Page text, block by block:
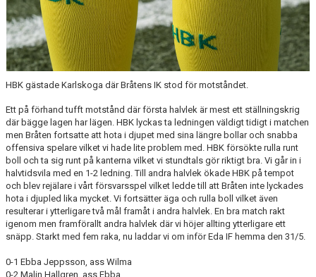
KONTAKT
HISTORIA
HBK gästade Karlskoga där Bråtens IK stod för motståndet.
Ett på förhand tufft motstånd där första halvlek är mest ett ställningskrig
där bägge lagen har lägen. HBK lyckas ta ledningen väldigt tidigt i matchen
men Bråten fortsatte att hota i djupet med sina längre bollar och snabba
offensiva spelare vilket vi hade lite problem med. HBK försökte rulla runt
boll och ta sig runt på kanterna vilket vi stundtals gör riktigt bra. Vi går in i
halvtidsvila med en 1-2 ledning. Till andra halvlek ökade HBK på tempot
och blev rejälare i vårt försvarsspel vilket ledde till att Bråten inte lyckades
hota i djupled lika mycket. Vi fortsätter äga och rulla boll vilket även
resulterar i ytterligare två mål framåt i andra halvlek. En bra match rakt
igenom men framförallt andra halvlek där vi höjer allting ytterligare ett
snäpp. Starkt med fem raka, nu laddar vi om inför Eda IF hemma den 31/5.
0-1 Ebba Jeppsson, ass Wilma
0-2 Malin Hallgren, ass Ebba